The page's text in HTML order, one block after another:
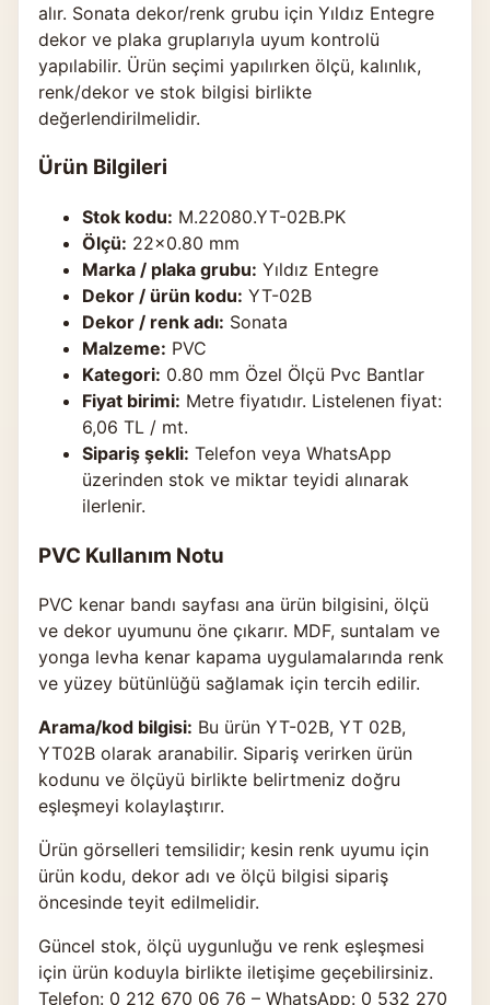
alır. Sonata dekor/renk grubu için Yıldız Entegre
dekor ve plaka gruplarıyla uyum kontrolü
yapılabilir. Ürün seçimi yapılırken ölçü, kalınlık,
renk/dekor ve stok bilgisi birlikte
değerlendirilmelidir.
Ürün Bilgileri
Stok kodu: M.22080.YT-02B.PK
Ölçü: 22×0.80 mm
Marka / plaka grubu: Yıldız Entegre
Dekor / ürün kodu: YT-02B
Dekor / renk adı: Sonata
Malzeme: PVC
Kategori: 0.80 mm Özel Ölçü Pvc Bantlar
Fiyat birimi: Metre fiyatıdır. Listelenen fiyat:
6,06 TL / mt.
Sipariş şekli: Telefon veya WhatsApp
üzerinden stok ve miktar teyidi alınarak
ilerlenir.
PVC Kullanım Notu
PVC kenar bandı sayfası ana ürün bilgisini, ölçü
ve dekor uyumunu öne çıkarır. MDF, suntalam ve
yonga levha kenar kapama uygulamalarında renk
ve yüzey bütünlüğü sağlamak için tercih edilir.
Arama/kod bilgisi: Bu ürün YT-02B, YT 02B,
YT02B olarak aranabilir. Sipariş verirken ürün
kodunu ve ölçüyü birlikte belirtmeniz doğru
eşleşmeyi kolaylaştırır.
Ürün görselleri temsilidir; kesin renk uyumu için
ürün kodu, dekor adı ve ölçü bilgisi sipariş
öncesinde teyit edilmelidir.
Güncel stok, ölçü uygunluğu ve renk eşleşmesi
için ürün koduyla birlikte iletişime geçebilirsiniz.
Telefon: 0 212 670 06 76 – WhatsApp: 0 532 270